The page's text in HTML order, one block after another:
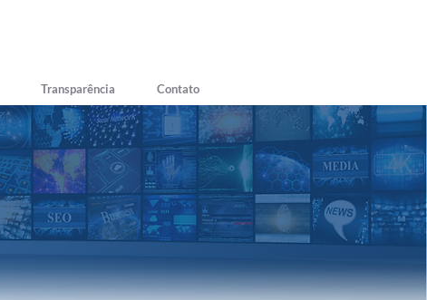
Transparência Contato